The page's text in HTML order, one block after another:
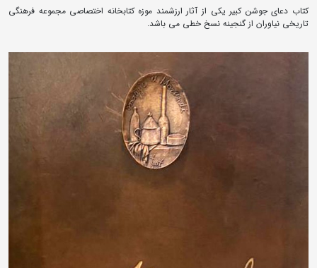
کتاب دعای جوشن کبیر یکی از آثار ارزشمند موزه کتابخانه اختصاصی مجموعه فرهنگی
تاریخی نیاوران از گنجینه نسخ خطی می باشد.